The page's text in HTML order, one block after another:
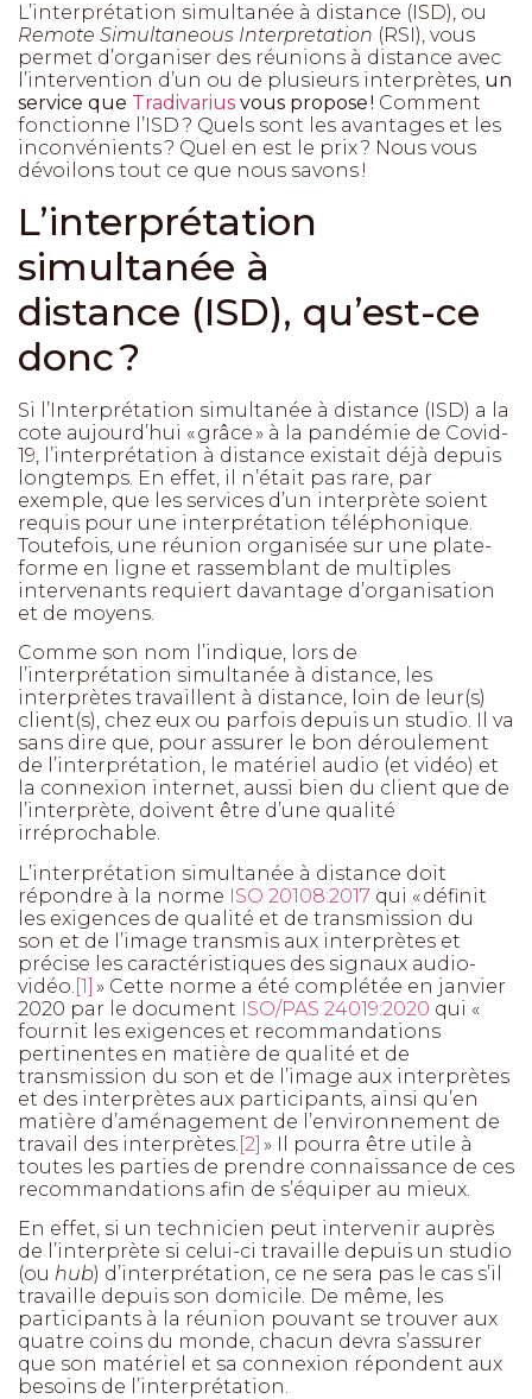
L’interprétation simultanée à distance (ISD), ou
Remote Simultaneous Interpretation (RSI), vous
permet d’organiser des réunions à distance avec
l’intervention d’un ou de plusieurs interprètes, un
service que Tradivarius vous propose ! Comment
fonctionne l’ISD ? Quels sont les avantages et les
inconvénients ? Quel en est le prix ? Nous vous
dévoilons tout ce que nous savons !
L’interprétation
simultanée à
distance (ISD), qu’est-ce
donc ?
Si l’Interprétation simultanée à distance (ISD) a la
cote aujourd’hui « grâce » à la pandémie de Covid-
19, l’interprétation à distance existait déjà depuis
longtemps. En effet, il n’était pas rare, par
exemple, que les services d’un interprète soient
requis pour une interprétation téléphonique.
Toutefois, une réunion organisée sur une plate-
forme en ligne et rassemblant de multiples
intervenants requiert davantage d’organisation
et de moyens.
Comme son nom l’indique, lors de
l’interprétation simultanée à distance, les
interprètes travaillent à distance, loin de leur(s)
client(s), chez eux ou parfois depuis un studio. Il va
sans dire que, pour assurer le bon déroulement
de l’interprétation, le matériel audio (et vidéo) et
la connexion internet, aussi bien du client que de
l’interprète, doivent être d’une qualité
irréprochable.
L’interprétation simultanée à distance doit
répondre à la norme ISO 20108:2017 qui « définit
les exigences de qualité et de transmission du
son et de l’image transmis aux interprètes et
précise les caractéristiques des signaux audio-
vidéo. [1] » Cette norme a été complétée en janvier
2020 par le document ISO/PAS 24019:2020 qui «
fournit les exigences et recommandations
pertinentes en matière de qualité et de
transmission du son et de l’image aux interprètes
et des interprètes aux participants, ainsi qu’en
matière d’aménagement de l’environnement de
travail des interprètes. [2] » Il pourra être utile à
toutes les parties de prendre connaissance de ces
recommandations afin de s’équiper au mieux.
En effet, si un technicien peut intervenir auprès
de l’interprète si celui-ci travaille depuis un studio
(ou hub) d’interprétation, ce ne sera pas le cas s’il
travaille depuis son domicile. De même, les
participants à la réunion pouvant se trouver aux
quatre coins du monde, chacun devra s’assurer
que son matériel et sa connexion répondent aux
besoins de l’interprétation.